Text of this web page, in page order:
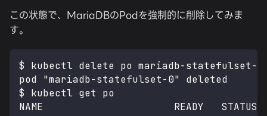
この状態で、MariaDBのPodを強制的に削除してみま
す。
$ kubectl delete po mariadb-statefulset-
pod "mariadb-statefulset-0" deleted
$ kubectl get po
NAME                      READY   STATUS